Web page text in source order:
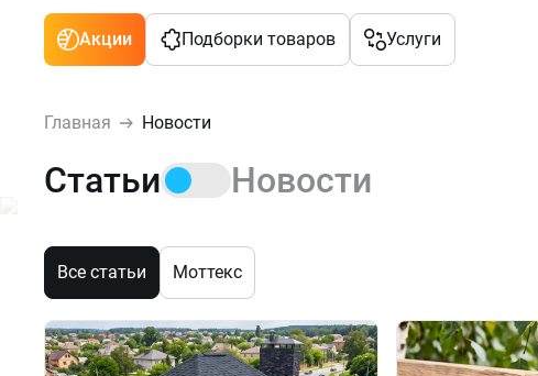
Акции Подборки товаров Услуги
Главная Новости
Статьи Новости
Все статьи Моттекс